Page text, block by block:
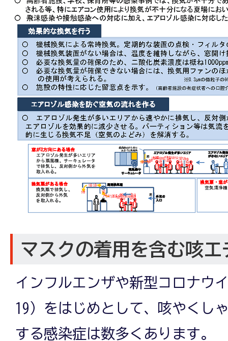
マスクの着用を含む咳エ
インフルエンザや新型コロナウ
19）をはじめとして、咳やくし
する感染症は数多くあります。